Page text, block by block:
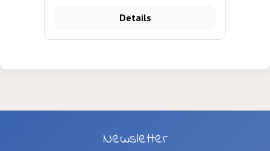
Details
Newsletter